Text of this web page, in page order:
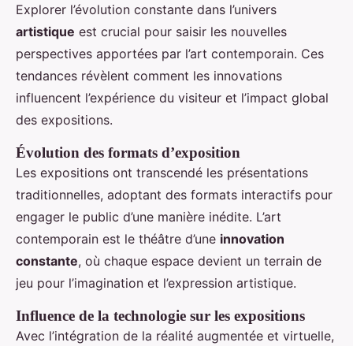
Explorer l’évolution constante dans l’univers
artistique est crucial pour saisir les nouvelles
perspectives apportées par l’art contemporain. Ces
tendances révèlent comment les innovations
influencent l’expérience du visiteur et l’impact global
des expositions.
Évolution des formats d’exposition
Les expositions ont transcendé les présentations
traditionnelles, adoptant des formats interactifs pour
engager le public d’une manière inédite. L’art
contemporain est le théâtre d’une innovation
constante, où chaque espace devient un terrain de
jeu pour l’imagination et l’expression artistique.
Influence de la technologie sur les expositions
Avec l’intégration de la réalité augmentée et virtuelle,